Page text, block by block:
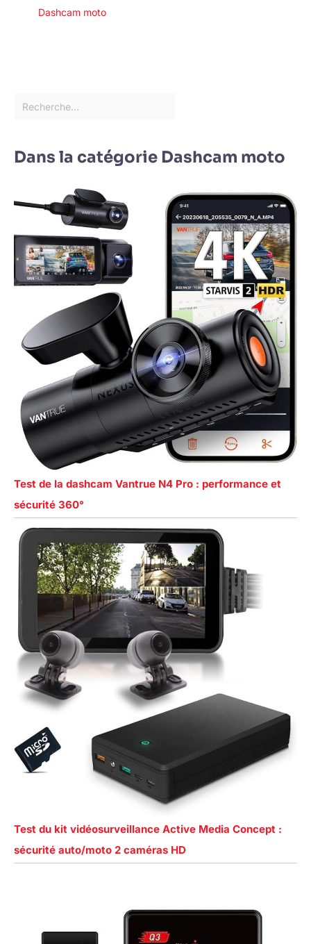
Dashcam moto
Dans la catégorie Dashcam moto
Test de la dashcam Vantrue N4 Pro : performance et
sécurité 360°
Test du kit vidéosurveillance Active Media Concept :
sécurité auto/moto 2 caméras HD